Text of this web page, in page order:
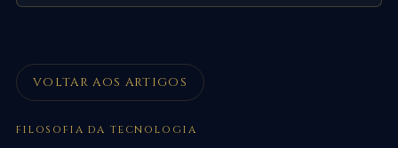
VOLTAR AOS ARTIGOS
FILOSOFIA DA TECNOLOGIA